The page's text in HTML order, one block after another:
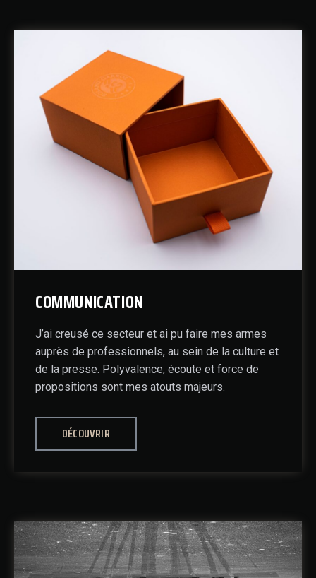
COMMUNICATION
J’ai creusé ce secteur et ai pu faire mes armes
auprès de professionnels, au sein de la culture et
de la presse. Polyvalence, écoute et force de
propositions sont mes atouts majeurs.
DÉCOUVRIR